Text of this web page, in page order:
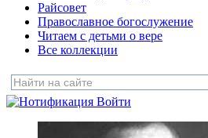
Райсовет
Православное богослужение
Читаем с детьми о вере
Все коллекции
Войти